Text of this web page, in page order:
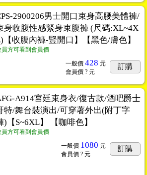
2900206男士開口束身高腰美體褲/
身收腹性感緊身束腹褲 (尺碼:XL~4X
【收腹內褲-豎開口】【黑色/膚色】
員方可看到會員價
一般價 428 元
會員價 ? 元
訂購
A914宮廷束身衣/復古款/酒吧爵士
特/舞台裝演出/可穿著外出(附丁字
)【S~6XL】 【咖啡色】
員方可看到會員價
一般價 1080 元
會員價 ? 元
訂購